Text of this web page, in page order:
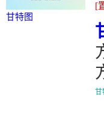
甘特图
[
甘